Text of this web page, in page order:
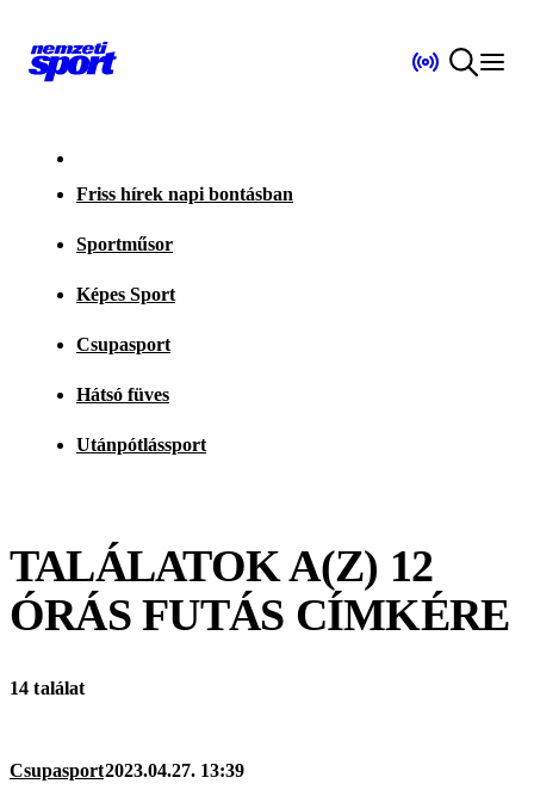
Friss hírek napi bontásban
Sportműsor
Képes Sport
Csupasport
Hátsó füves
Utánpótlássport
TALÁLATOK A(Z) 12
ÓRÁS FUTÁS CÍMKÉRE
14 találat
Csupasport2023.04.27. 13:39